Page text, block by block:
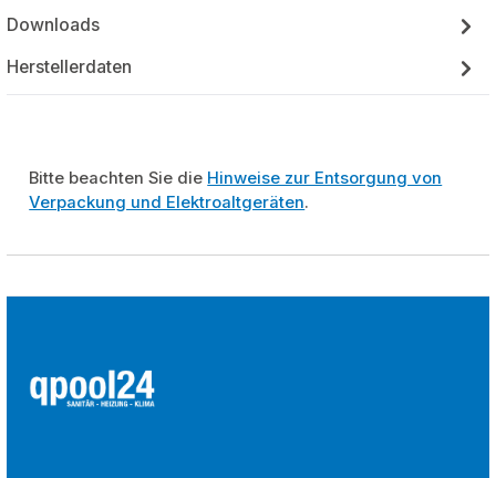
Downloads
Herstellerdaten
Bitte beachten Sie die Hinweise zur Entsorgung von
Verpackung und Elektroaltgeräten.